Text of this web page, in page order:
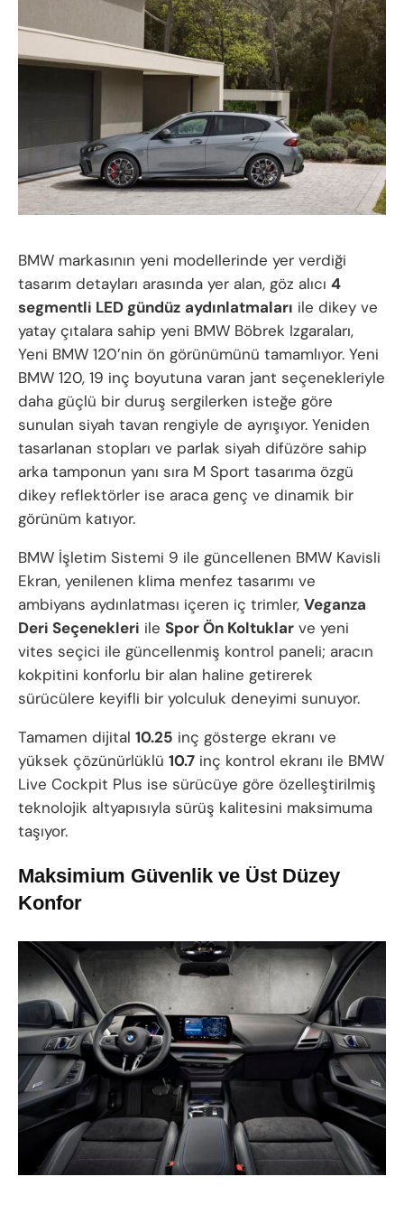
BMW markasının yeni modellerinde yer verdiği
tasarım detayları arasında yer alan, göz alıcı 4
segmentli LED gündüz aydınlatmaları ile dikey ve
yatay çıtalara sahip yeni BMW Böbrek Izgaraları,
Yeni BMW 120’nin ön görünümünü tamamlıyor. Yeni
BMW 120, 19 inç boyutuna varan jant seçenekleriyle
daha güçlü bir duruş sergilerken isteğe göre
sunulan siyah tavan rengiyle de ayrışıyor. Yeniden
tasarlanan stopları ve parlak siyah difüzöre sahip
arka tamponun yanı sıra M Sport tasarıma özgü
dikey reflektörler ise araca genç ve dinamik bir
görünüm katıyor.
BMW İşletim Sistemi 9 ile güncellenen BMW Kavisli
Ekran, yenilenen klima menfez tasarımı ve
ambiyans aydınlatması içeren iç trimler, Veganza
Deri Seçenekleri ile Spor Ön Koltuklar ve yeni
vites seçici ile güncellenmiş kontrol paneli; aracın
kokpitini konforlu bir alan haline getirerek
sürücülere keyifli bir yolculuk deneyimi sunuyor.
Tamamen dijital 10.25 inç gösterge ekranı ve
yüksek çözünürlüklü 10.7 inç kontrol ekranı ile BMW
Live Cockpit Plus ise sürücüye göre özelleştirilmiş
teknolojik altyapısıyla sürüş kalitesini maksimuma
taşıyor.
Maksimium Güvenlik ve Üst Düzey
Konfor